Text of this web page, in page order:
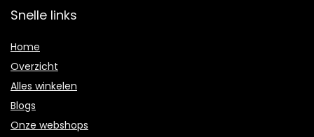
Snelle links
Home
Overzicht
Alles winkelen
Blogs
Onze webshops